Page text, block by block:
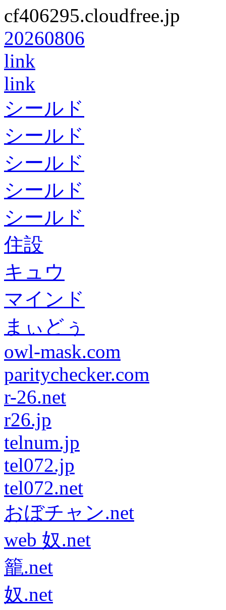
cf406295.cloudfree.jp
20260806
link
link
シールド
シールド
シールド
シールド
シールド
住設
キュウ
マインド
まぃどぅ
owl-mask.com
paritychecker.com
r-26.net
r26.jp
telnum.jp
tel072.jp
tel072.net
おぼチャン.net
web 奴.net
籠.net
奴.net